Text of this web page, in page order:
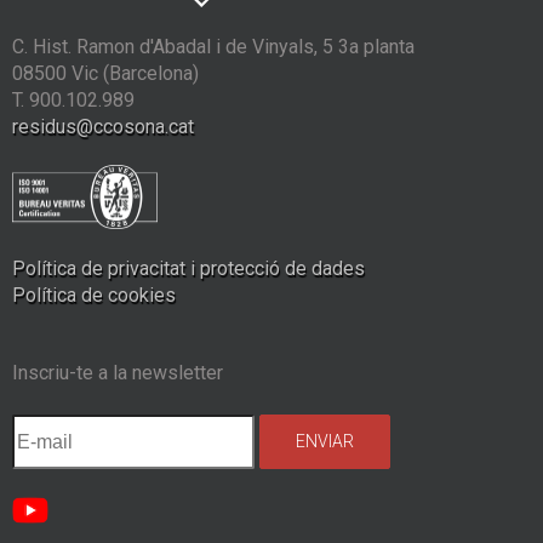
C. Hist. Ramon d'Abadal i de Vinyals, 5 3a planta
08500 Vic (Barcelona)
T. 900.102.989
residus@ccosona.cat
Política de privacitat i protecció de dades
Política de cookies
Inscriu-te a la newsletter